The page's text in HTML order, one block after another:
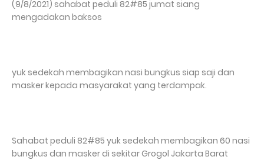
(9/8/2021) sahabat peduli 82#85 jumat siang
mengadakan baksos
yuk sedekah membagikan nasi bungkus siap saji dan
masker kepada masyarakat yang terdampak.
Sahabat peduli 82#85 yuk sedekah membagikan 60 nasi
bungkus dan masker di sekitar Grogol Jakarta Barat